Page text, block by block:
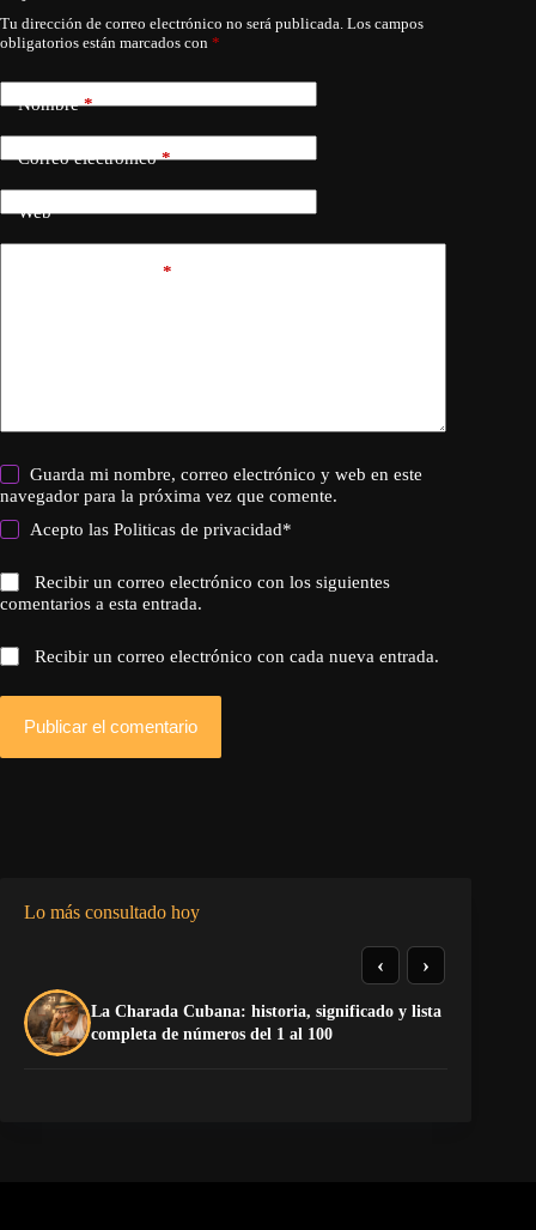
Tu dirección de correo electrónico no será publicada. Los campos
obligatorios están marcados con *
Nombre*
Correo electrónico*
Web
*
Guarda mi nombre, correo electrónico y web en este
navegador para la próxima vez que comente.
Acepto lasPoliticas de privacidad*
Recibir un correo electrónico con los siguientes
comentarios a esta entrada.
Recibir un correo electrónico con cada nueva entrada.
Publicar el comentario
Lo más consultado hoy
La Charada Cubana: historia, significado y lista
completa de números del 1 al 100
‹ ›